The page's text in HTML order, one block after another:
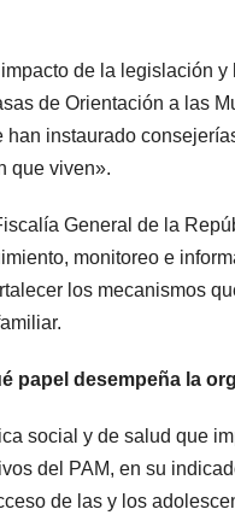
de la legislación
de Orientación a las
instaurado
que viven».
General de la
monitoreo e
los mecanismos
papel desempeña la
social y de salud que
del PAM, en su
de las y los